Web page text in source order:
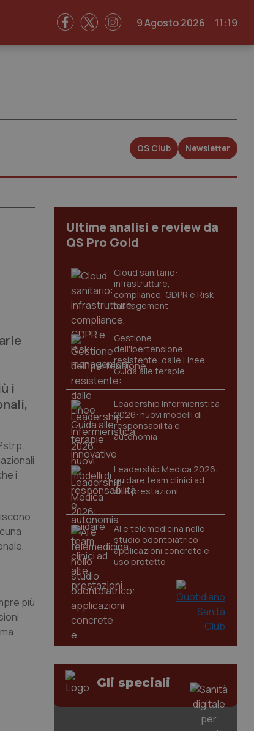
9 Agosto 2026 11:19
QS Club Newsletter
i
i
più
Ultime analisi e review da
QS Pro Gold
Cloud sanitario:
infrastrutture,
compliance, GDPR e Risk
management
Gestione
dell'Ipertensione
resistente: dalle Linee
Guida alle terapie
innovative
Leadership Infermieristica
2026: nuovi modelli di
responsabilità e
autonomia
Leadership Medica 2026:
guidare team clinici ad
alte prestazioni
AI e telemedicina nello
studio odontoiatrico:
applicazioni concrete e
uso protetto
Gli speciali